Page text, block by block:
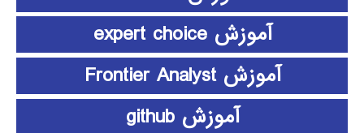
آموزش expert choice
آموزش Frontier Analyst
آموزش github